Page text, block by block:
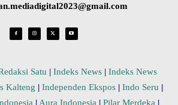
Satu | Indeks News | Indeks News
Kalteng | Independen Ekspos | Indo Seru |
| Aura Indonesia | Pilar Merdeka |